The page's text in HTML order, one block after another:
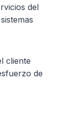
del
cliente
de